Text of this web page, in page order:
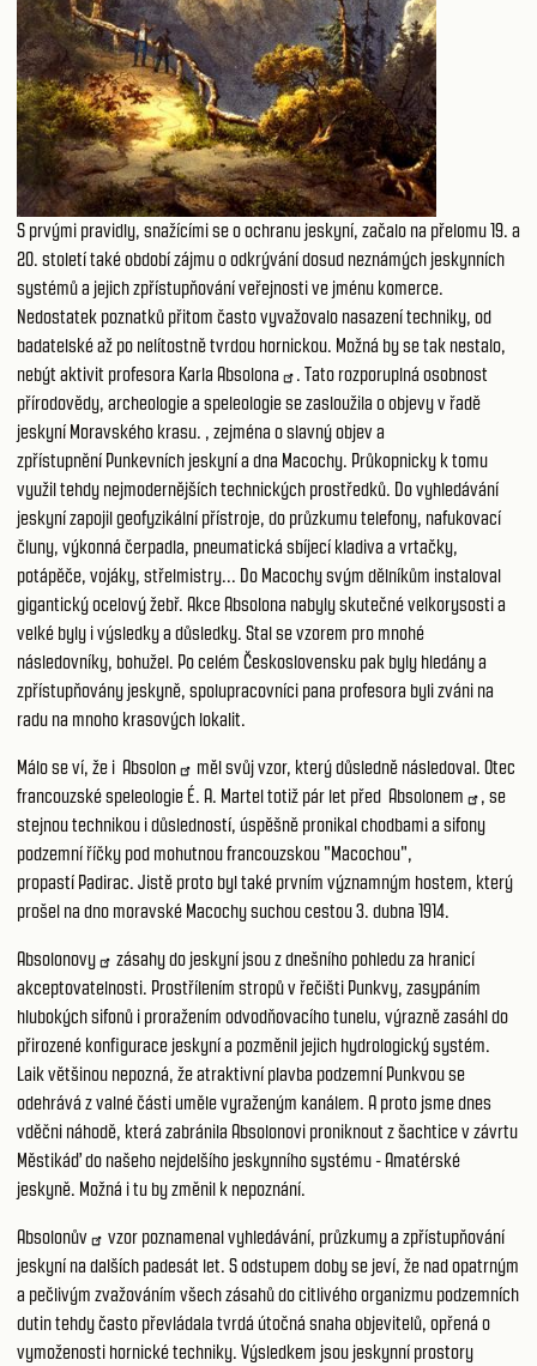
S prvými pravidly, snažícími se o ochranu jeskyní, začalo na přelomu 19. a
20. století také období zájmu o odkrývání dosud neznámých jeskynních
systémů a jejich zpřístupňování veřejnosti ve jménu komerce.
Nedostatek poznatků přitom často vyvažovalo nasazení techniky, od
badatelské až po nelítostně tvrdou hornickou. Možná by se tak nestalo,
nebýt aktivit profesora Karla Absolona
. Tato rozporuplná osobnost
přírodovědy, archeologie a speleologie se zasloužila o objevy v řadě
jeskyní Moravského krasu. , zejména o slavný objev a
zpřístupnění Punkevních jeskynía dna Macochy. Průkopnicky k tomu
využil tehdy nejmodernějších technických prostředků. Do vyhledávání
jeskyní zapojil geofyzikální přístroje, do průzkumu telefony, nafukovací
čluny, výkonná čerpadla, pneumatická sbíjecí kladiva a vrtačky,
potápěče, vojáky, střelmistry... Do Macochy svým dělníkům instaloval
gigantický ocelový žebř. Akce Absolona nabyly skutečné velkorysosti a
velké byly i výsledky a důsledky. Stal se vzorem pro mnohé
následovníky, bohužel. Po celém Československu pak byly hledány a
zpřístupňovány jeskyně, spolupracovníci pana profesora byli zváni na
radu na mnoho krasových lokalit.
Málo se ví, že i Absolon
měl svůj vzor, který důsledně následoval. Otec
francouzské speleologie É. A. Martel totiž pár let před Absolonem
, se
stejnou technikou i důsledností, úspěšně pronikal chodbami a sifony
podzemní říčky pod mohutnou francouzskou "Macochou",
propastí Padirac. Jistě proto byl také prvním významným hostem, který
prošel na dno moravské Macochy suchou cestou 3. dubna 1914.
Absolonovy
zásahy do jeskyní jsou z dnešního pohledu za hranicí
akceptovatelnosti. Prostřílením stropů v řečišti Punkvy, zasypáním
hlubokých sifonů i proražením odvodňovacího tunelu, výrazně zasáhl do
přirozené konfigurace jeskyní a pozměnil jejich hydrologický systém.
Laik většinou nepozná, že atraktivní plavba podzemní Punkvou se
odehrává z valné části uměle vyraženým kanálem. A proto jsme dnes
vděčni náhodě, která zabránila Absolonovi proniknout z šachtice v závrtu
Městikáď do našeho nejdelšího jeskynního systému - Amatérské
jeskyně. Možná i tu by změnil k nepoznání.
Absolonův
vzor poznamenal vyhledávání, průzkumy a zpřístupňování
jeskyní na dalších padesát let. S odstupem doby se jeví, že nad opatrným
a pečlivým zvažováním všech zásahů do citlivého organizmu podzemních
dutin tehdy často převládala tvrdá útočná snaha objevitelů, opřená o
vymoženosti hornické techniky. Výsledkem jsou jeskynní prostory